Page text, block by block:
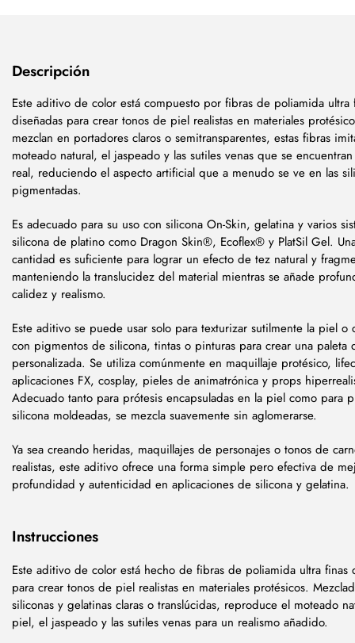
Descripción
Este aditivo de color está compuesto por fibras de poliamida ultra
diseñadas para crear tonos de piel realistas en materiales
mezclan en portadores claros o semitransparentes, estas fibras
moteado natural, el jaspeado y las sutiles venas que se
real, reduciendo el aspecto artificial que a menudo se ve en las
pigmentadas.
Es adecuado para su uso con silicona On-Skin, gelatina y varios
silicona de platino como Dragon Skin®, Ecoflex® y PlatSil Gel.
cantidad es suficiente para lograr un efecto de tez natural y
manteniendo la translucidez del material mientras se añade
calidez y realismo.
Este aditivo se puede usar solo para texturizar sutilmente la piel o
con pigmentos de silicona, tintas o pinturas para crear una paleta
personalizada. Se utiliza comúnmente en maquillaje protésico,
aplicaciones FX, cosplay, pieles de animatrónica y props
Adecuado tanto para prótesis encapsuladas en la piel como para
silicona moldeadas, se mezcla suavemente sin aglomerarse.
Ya sea creando heridas, maquillajes de personajes o tonos de
realistas, este aditivo ofrece una forma simple pero efectiva de
profundidad y autenticidad en aplicaciones de silicona y gelatina.
Instrucciones
Este aditivo de color está hecho de fibras de poliamida ultra finas
para crear tonos de piel realistas en materiales protésicos.
siliconas y gelatinas claras o translúcidas, reproduce el moteado
piel, el jaspeado y las sutiles venas para un realismo añadido.